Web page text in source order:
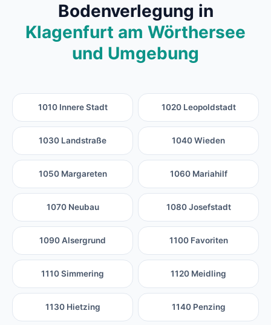
Bodenverlegung in
Klagenfurt am Wörthersee
und Umgebung
1010 Innere Stadt 1020 Leopoldstadt
1030 Landstraße 1040 Wieden
1050 Margareten 1060 Mariahilf
1070 Neubau 1080 Josefstadt
1090 Alsergrund 1100 Favoriten
1110 Simmering 1120 Meidling
1130 Hietzing 1140 Penzing